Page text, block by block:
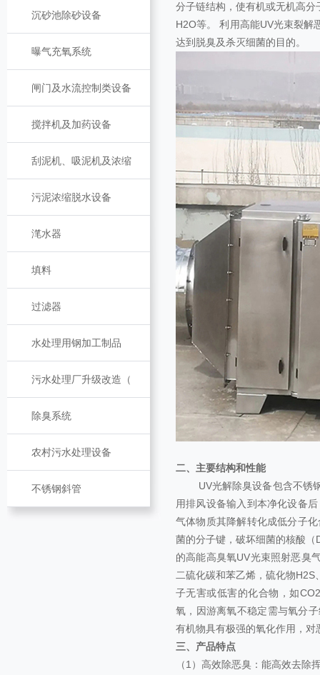
沉砂池除砂设备
曝气充氧系统
闸门及水流控制类设备
搅拌机及加药设备
刮泥机、吸泥机及浓缩
污泥浓缩脱水设备
滗水器
填料
过滤器
水处理用钢加工制品
污水处理厂升级改造（
除臭系统
农村污水处理设备
不锈钢斜管
分子链结构，使有机或无机高
H2O等。 利用高能UV光束裂解
达到脱臭及杀灭细菌的目的。
二、主要结构和性能
UV光解除臭设备包含不锈钢
用排风设备输入到本净化设备
气体物质其降解转化成低分子
菌的分子键，破坏细菌的核酸
的高能高臭氧UV光束照射恶臭
二硫化碳和苯乙烯，硫化物
子无害或低害的化合物，如
氧，因游离氧不稳定需与氧分
有机物具有极强的氧化作用，
三、产品特点
（1）高效除恶臭：能高效去